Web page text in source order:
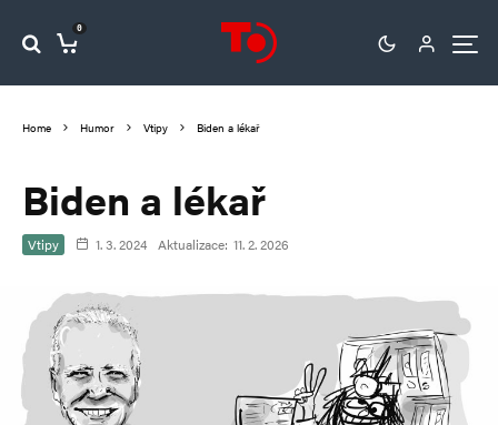
0
Home Humor Vtipy Biden a lékař
Biden a lékař
Vtipy 1. 3. 2024 Aktualizace: 11. 2. 2026